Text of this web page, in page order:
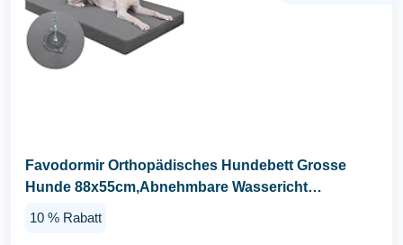
Favodormir Orthopädisches Hundebett Grosse
Hunde 88x55cm,Abnehmbare Wassericht
10 % Rabatt